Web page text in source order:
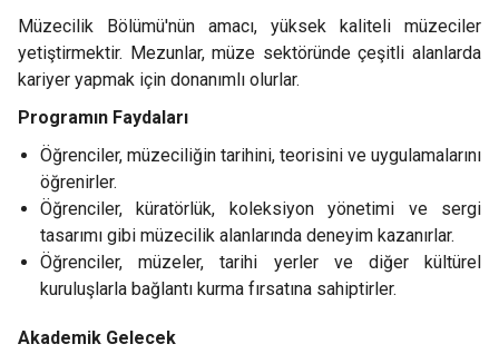
Müzecilik Bölümü'nün amacı, yüksek kaliteli müzeciler
yetiştirmektir. Mezunlar, müze sektöründe çeşitli alanlarda
kariyer yapmak için donanımlı olurlar.
Programın Faydaları
Öğrenciler, müzeciliğin tarihini, teorisini ve uygulamalarını
öğrenirler.
Öğrenciler, küratörlük, koleksiyon yönetimi ve sergi
tasarımı gibi müzecilik alanlarında deneyim kazanırlar.
Öğrenciler, müzeler, tarihi yerler ve diğer kültürel
kuruluşlarla bağlantı kurma fırsatına sahiptirler.
Akademik Gelecek